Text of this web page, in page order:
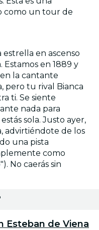
como un tour de
en ascenso
Estamos en 1889 y
la cantante
pero tu rival Bianca
ti. Se siente
nada para
sola. Justo ayer,
advirtiéndote de los
una pista
como
No caerás sin
Esteban de Viena